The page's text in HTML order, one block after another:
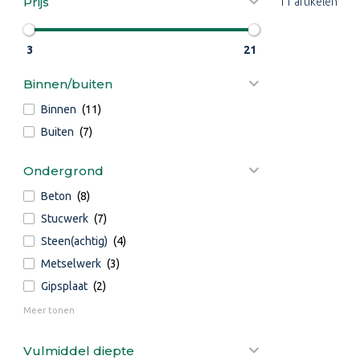
3 21
Binnen/buiten
Binnen (11)
Buiten (7)
Ondergrond
Beton (8)
Stucwerk (7)
Steen(achtig) (4)
Metselwerk (3)
Gipsplaat (2)
Meer tonen
Vulmiddel diepte